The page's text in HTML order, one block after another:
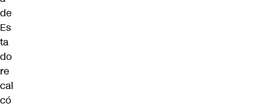
de
Es
ta
do
re
cal
có